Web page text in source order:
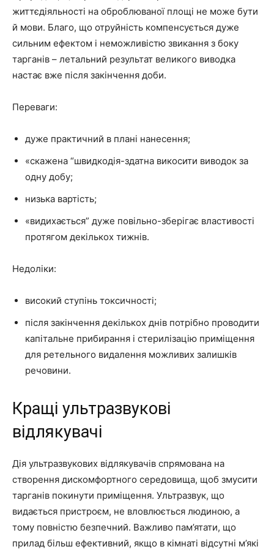
життєдіяльності на оброблюваної площі не може бути
й мови. Благо, що отруйність компенсується дуже
сильним ефектом і неможливістю звикання з боку
тарганів – летальний результат великого виводка
настає вже після закінчення доби.
Переваги:
дуже практичний в плані нанесення;
«скажена “швидкодія-здатна викосити виводок за
одну добу;
низька вартість;
«видихається” дуже повільно-зберігає властивості
протягом декількох тижнів.
Недоліки:
високий ступінь токсичності;
після закінчення декількох днів потрібно проводити
капітальне прибирання і стерилізацію приміщення
для ретельного видалення можливих залишків
речовини.
Кращі ультразвукові
відлякувачі
Дія ультразвукових відлякувачів спрямована на
створення дискомфортного середовища, щоб змусити
тарганів покинути приміщення. Ультразвук, що
видається пристроєм, не вловлюється людиною, а
тому повністю безпечний. Важливо пам’ятати, що
прилад більш ефективний, якщо в кімнаті відсутні м’які